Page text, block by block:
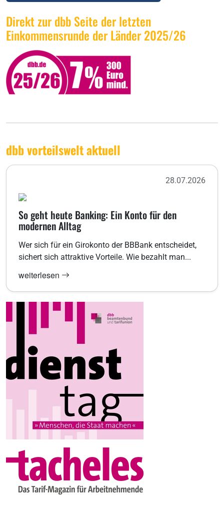
Direkt zur dbb Seite der letzten
Einkommensrunde der Länder 2025/26
dbb vorteilswelt aktuell
So geht heute Banking: Ein Konto für den
modernen Alltag
Wer sich für ein Girokonto der BBBank entscheidet,
sichert sich attraktive Vorteile. Wie bezahlt man...
28.07.2026
weiterlesen